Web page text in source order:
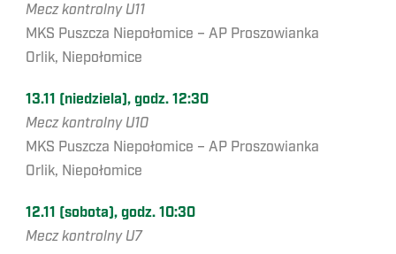
Mecz kontrolny U11
MKS Puszcza Niepołomice – AP Proszowianka
Orlik, Niepołomice
13.11 (niedziela), godz. 12:30
Mecz kontrolny U10
MKS Puszcza Niepołomice – AP Proszowianka
Orlik, Niepołomice
12.11 (sobota), godz. 10:30
Mecz kontrolny U7